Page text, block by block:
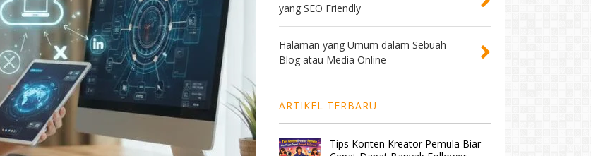
yang SEO Friendly
Halaman yang Umum dalam Sebuah
Blog atau Media Online
ARTIKEL TERBARU
Tips Konten Kreator Pemula Biar